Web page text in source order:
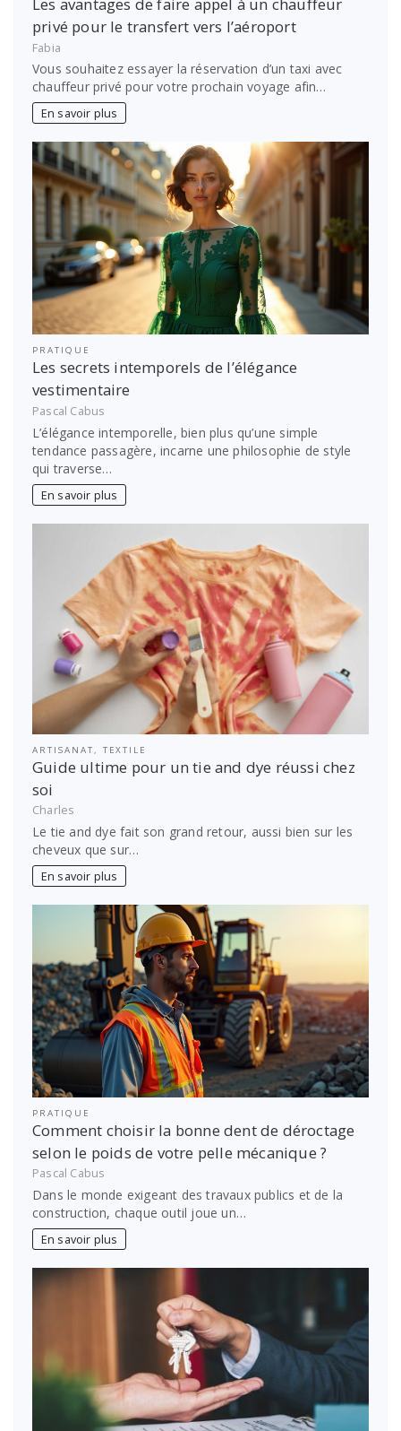
Les avantages de faire appel à un chauffeur
privé pour le transfert vers l’aéroport
Fabia
Vous souhaitez essayer la réservation d’un taxi avec
chauffeur privé pour votre prochain voyage afin…
En savoir plus
PRATIQUE
Les secrets intemporels de l’élégance
vestimentaire
Pascal Cabus
L’élégance intemporelle, bien plus qu’une simple
tendance passagère, incarne une philosophie de style
qui traverse…
En savoir plus
ARTISANAT, TEXTILE
Guide ultime pour un tie and dye réussi chez
soi
Charles
Le tie and dye fait son grand retour, aussi bien sur les
cheveux que sur…
En savoir plus
PRATIQUE
Comment choisir la bonne dent de déroctage
selon le poids de votre pelle mécanique ?
Pascal Cabus
Dans le monde exigeant des travaux publics et de la
construction, chaque outil joue un…
En savoir plus